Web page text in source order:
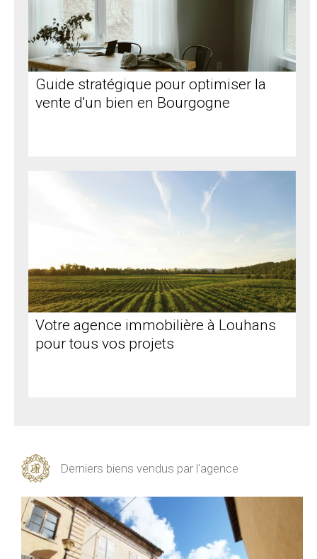
Guide stratégique pour optimiser la
vente d'un bien en Bourgogne
Votre agence immobilière à Louhans
pour tous vos projets
Derniers biens vendus par l'agence